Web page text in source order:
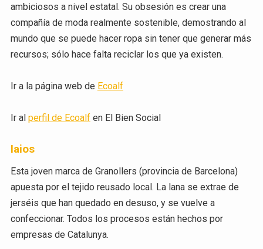
ambiciosos a nivel estatal. Su obsesión es crear una
compañía de moda realmente sostenible, demostrando al
mundo que se puede hacer ropa sin tener que generar más
recursos; sólo hace falta reciclar los que ya existen.
Ir a la página web de Ecoalf
Ir al perfil de Ecoalf en El Bien Social
Iaios
Esta joven marca de Granollers (provincia de Barcelona)
apuesta por el tejido reusado local. La lana se extrae de
jerséis que han quedado en desuso, y se vuelve a
confeccionar. Todos los procesos están hechos por
empresas de Catalunya.